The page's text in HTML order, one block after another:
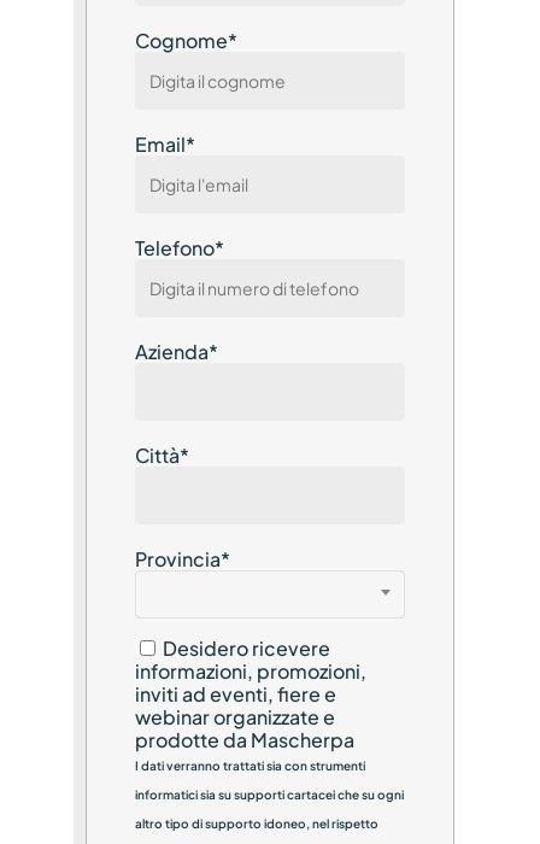
Cognome*
Email*
Telefono*
Azienda*
Città*
Provincia*
Desidero ricevere
informazioni, promozioni,
inviti ad eventi, fiere e
webinar organizzate e
prodotte da Mascherpa
I dati verranno trattati sia con strumenti
informatici sia su supporti cartacei che su ogni
altro tipo di supporto idoneo, nel rispetto